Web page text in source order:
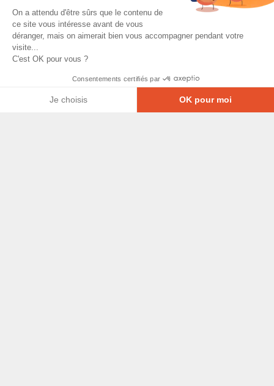
On a attendu d'être sûrs que le contenu de
ce site vous intéresse avant de vous
déranger, mais on aimerait bien vous accompagner pendant votre
visite...
C'est OK pour vous ?
Consentements certifiés par
Je choisis OK pour moi